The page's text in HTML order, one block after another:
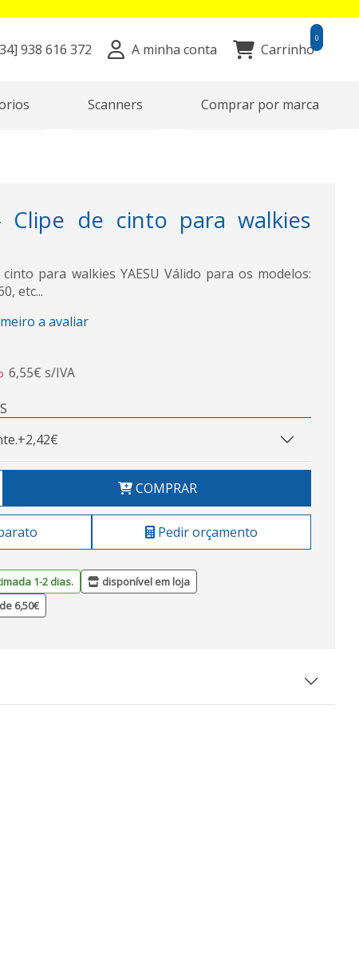
938 616 372 A minha conta Carrinho
0
Scanners Comprar por marca
Clipe de cinto para walkies
cinto para walkies YAESU Válido para os modelos:
etc...
a avaliar
6,55€ s/IVA
+2,42€
COMPRAR
Pedir orçamento
1-2 dias.
disponível em loja
6,50€